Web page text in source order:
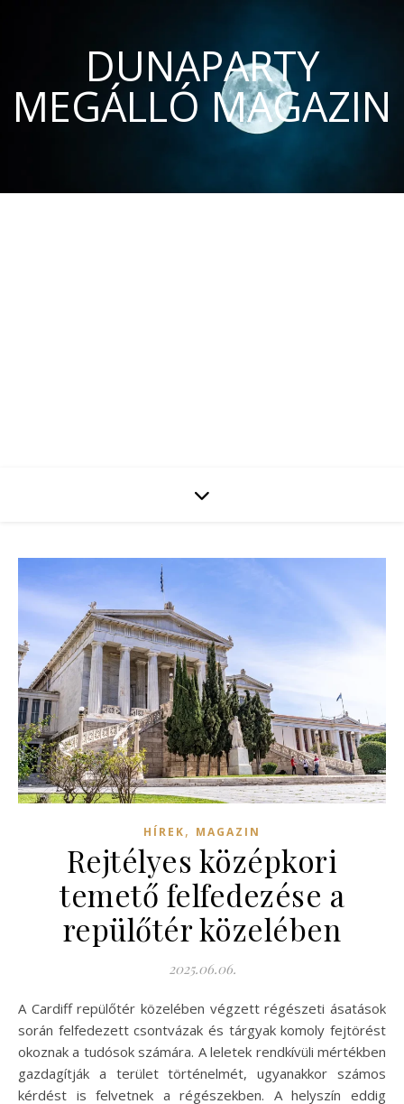
DUNAPARTY
MEGÁLLÓ MAGAZIN
HÍREK, MAGAZIN
Rejtélyes középkori
temető felfedezése a
repülőtér közelében
2025.06.06.
A Cardiff repülőtér közelében végzett régészeti ásatások
során felfedezett csontvázak és tárgyak komoly fejtörést
okoznak a tudósok számára. A leletek rendkívüli mértékben
gazdagítják a terület történelmét, ugyanakkor számos
kérdést is felvetnek a régészekben. A helyszín eddig